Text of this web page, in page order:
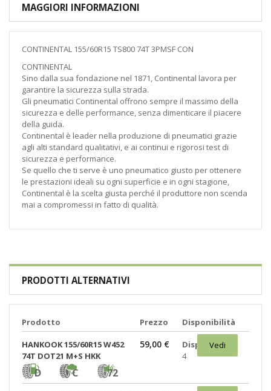
MAGGIORI INFORMAZIONI
CONTINENTAL 155/60R15 TS800 74T 3PMSF CON
CONTINENTAL
Sino dalla sua fondazione nel 1871, Continental lavora per
garantire la sicurezza sulla strada.
Gli pneumatici Continental offrono sempre il massimo della
sicurezza e delle performance, senza dimenticare il piacere
della guida.
Continental è leader nella produzione di pneumatici grazie
agli alti standard qualitativi, e ai continui e rigorosi test di
sicurezza e performance.
Se quello che ti serve è uno pneumatico giusto per ottenere
le prestazioni ideali su ogni superficie e in ogni stagione,
Continental è la scelta giusta perché il produttore non scenda
mai a compromessi in fatto di qualità.
PRODOTTI ALTERNATIVI
Prodotto Prezzo Disponibilità
HANKOOK 155/60R15 W452
74T DOT21 M+S HKK
D C 72
59,00 €
Disponibili:
4
Vedi